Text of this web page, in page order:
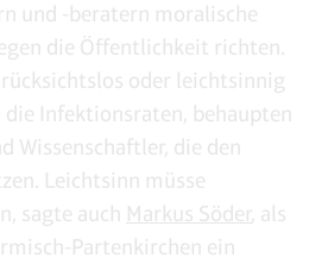
und -beratern moralische
die Öffentlichkeit richten.
rücksichtslos oder leichtsinnig
die Infektionsraten, behaupten
Wissenschaftler, die den
Leichtsinn müsse
sagte auch Markus Söder, als
Partenkirchen ein